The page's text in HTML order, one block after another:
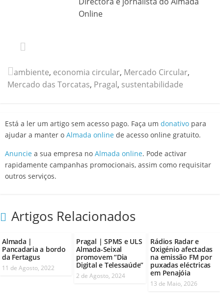
Online
ambiente, economia circular, Mercado Circular,
Mercado das Torcatas, Pragal, sustentabilidade
Está a ler um artigo sem acesso pago. Faça um donativo para
ajudar a manter o Almada online de acesso online gratuito.
Anuncie a sua empresa no Almada online. Pode activar
rapidamente campanhas promocionais, assim como requisitar
outros serviços.
Artigos Relacionados
Almada |
Pancadaria a bordo
da Fertagus
11 de Agosto, 2022
Pragal | SPMS e ULS
Almada-Seixal
promovem “Dia
Digital e Telessaúde”
2 de Agosto, 2024
Rádios Radar e
Oxigénio afectadas
na emissão FM por
puxadas eléctricas
em Penajóia
13 de Maio, 2026